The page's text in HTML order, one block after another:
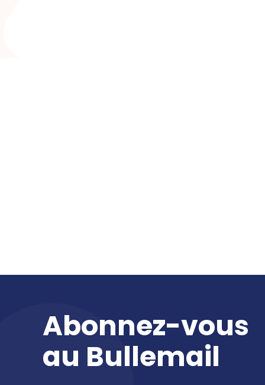
Abonnez-vous
au Bullemail